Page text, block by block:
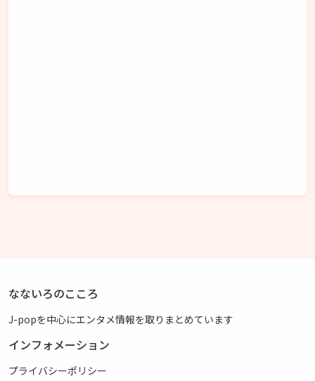
なないろのこころ
J-popを中心にエンタメ情報を取りまとめています
インフォメーション
プライバシーポリシー